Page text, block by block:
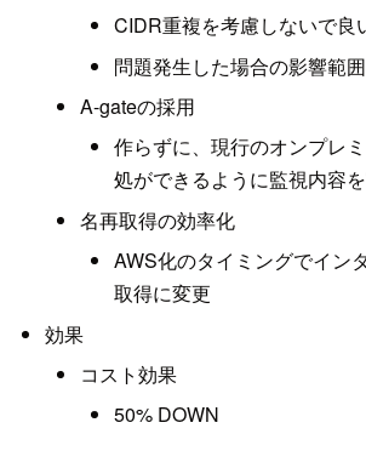
CIDR重複を考慮しないで良
問題発生した場合の影響範
A-gateの採用
作らずに、現行のオンプレ
処ができるように監視内容
名再取得の効率化
AWS化のタイミングでイン
取得に変更
効果
コスト効果
50% DOWN